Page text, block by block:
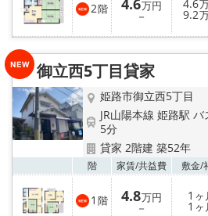
2階 4.6万円
－
4.6
9.2
御立西5丁目貸家
姫路市御立西5丁目
JR山陽本線 姫路駅
5分
貸家 2階建 築52年
階 家賃/共益費 敷金/
1 階 4.8万円
－
1 ヶ
1 ヶ